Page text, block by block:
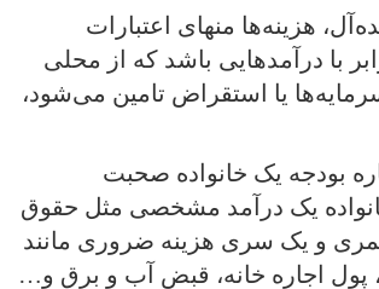
هزینه‌ها منهای اعتبارات
با درآمدهایی باشد که از محلی
یا استقراض تامین می‌شود،
بودجه یک خانواده صحبت
یک درآمد مشخصی مثل حقوق
و یک سری هزینه‌ ضروری مانند
پول اجاره خانه، قبض آب و برق و…